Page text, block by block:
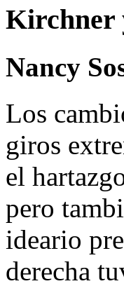
Kirchner
Nancy
Los
giros
el
pero
ideario
derecha